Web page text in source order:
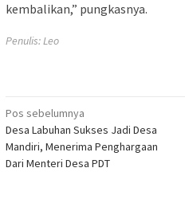
kembalikan,” pungkasnya.
Penulis: Leo
Navigasi
pos
Pos sebelumnya
Desa Labuhan Sukses Jadi Desa
Mandiri, Menerima Penghargaan
Dari Menteri Desa PDT